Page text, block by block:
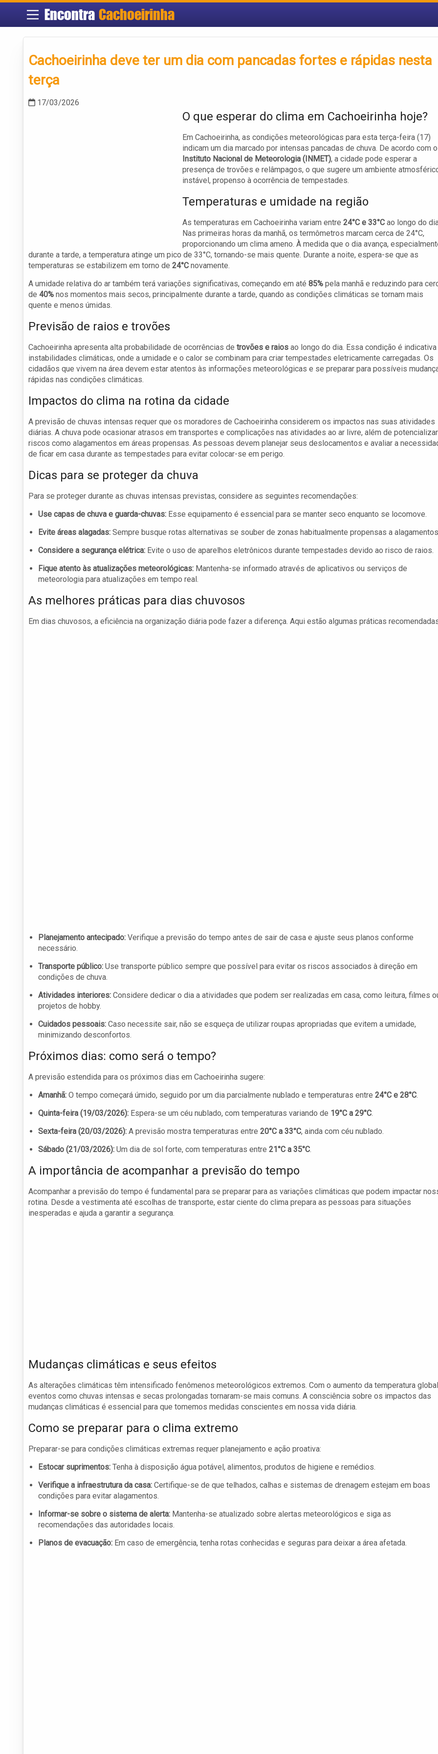
Encontra Cachoeirinha
Cachoeirinha deve ter um dia com pancadas fortes e rápidas nesta
terça
17/03/2026
O que esperar do clima em Cachoeirinha hoje?
Em Cachoeirinha, as condições meteorológicas para esta terça-feira (17)
indicam um dia marcado por intensas pancadas de chuva. De acordo com o
Instituto Nacional de Meteorologia (INMET), a cidade pode esperar a
presença de trovões e relâmpagos, o que sugere um ambiente
instável, propenso à ocorrência de tempestades.
Temperaturas e umidade na região
As temperaturas em Cachoeirinha variam entre 24°C e 33°C ao longo do
Nas primeiras horas da manhã, os termômetros marcam cerca de 24°C,
proporcionando um clima ameno. À medida que o dia avança,
durante a tarde, a temperatura atinge um pico de 33°C, tornando-se mais quente. Durante a noite, espera-se que as
temperaturas se estabilizem em torno de 24°C novamente.
A umidade relativa do ar também terá variações significativas, começando em até 85% pela manhã e reduzindo para
de 40% nos momentos mais secos, principalmente durante a tarde, quando as condições climáticas se tornam mais
quente e menos úmidas.
Previsão de raios e trovões
Cachoeirinha apresenta alta probabilidade de ocorrências de trovões e raios ao longo do dia. Essa condição é
instabilidades climáticas, onde a umidade e o calor se combinam para criar tempestades eletricamente carregadas. Os
cidadãos que vivem na área devem estar atentos às informações meteorológicas e se preparar para possíveis
rápidas nas condições climáticas.
Impactos do clima na rotina da cidade
A previsão de chuvas intensas requer que os moradores de Cachoeirinha considerem os impactos nas suas atividades
diárias. A chuva pode ocasionar atrasos em transportes e complicações nas atividades ao ar livre, além de potencializar
riscos como alagamentos em áreas propensas. As pessoas devem planejar seus deslocamentos e avaliar a
de ficar em casa durante as tempestades para evitar colocar-se em perigo.
Dicas para se proteger da chuva
Para se proteger durante as chuvas intensas previstas, considere as seguintes recomendações:
Use capas de chuva e guarda-chuvas: Esse equipamento é essencial para se manter seco enquanto se locomove.
Evite áreas alagadas: Sempre busque rotas alternativas se souber de zonas habitualmente propensas a
Considere a segurança elétrica: Evite o uso de aparelhos eletrônicos durante tempestades devido ao risco de raios.
Fique atento às atualizações meteorológicas: Mantenha-se informado através de aplicativos ou serviços de
meteorologia para atualizações em tempo real.
As melhores práticas para dias chuvosos
Em dias chuvosos, a eficiência na organização diária pode fazer a diferença. Aqui estão algumas práticas
Planejamento antecipado: Verifique a previsão do tempo antes de sair de casa e ajuste seus planos conforme
necessário.
Transporte público: Use transporte público sempre que possível para evitar os riscos associados à direção em
condições de chuva.
Atividades interiores: Considere dedicar o dia a atividades que podem ser realizadas em casa, como leitura, filmes
projetos de hobby.
Cuidados pessoais: Caso necessite sair, não se esqueça de utilizar roupas apropriadas que evitem a umidade,
minimizando desconfortos.
Próximos dias: como será o tempo?
A previsão estendida para os próximos dias em Cachoeirinha sugere:
Amanhã: O tempo começará úmido, seguido por um dia parcialmente nublado e temperaturas entre 24°C e 28°C.
Quinta-feira (19/03/2026): Espera-se um céu nublado, com temperaturas variando de 19°C a 29°C.
Sexta-feira (20/03/2026): A previsão mostra temperaturas entre 20°C a 33°C, ainda com céu nublado.
Sábado (21/03/2026): Um dia de sol forte, com temperaturas entre 21°C a 35°C.
A importância de acompanhar a previsão do tempo
Acompanhar a previsão do tempo é fundamental para se preparar para as variações climáticas que podem impactar
rotina. Desde a vestimenta até escolhas de transporte, estar ciente do clima prepara as pessoas para situações
inesperadas e ajuda a garantir a segurança.
Mudanças climáticas e seus efeitos
As alterações climáticas têm intensificado fenômenos meteorológicos extremos. Com o aumento da temperatura
eventos como chuvas intensas e secas prolongadas tornaram-se mais comuns. A consciência sobre os impactos das
mudanças climáticas é essencial para que tomemos medidas conscientes em nossa vida diária.
Como se preparar para o clima extremo
Preparar-se para condições climáticas extremas requer planejamento e ação proativa:
Estocar suprimentos: Tenha à disposição água potável, alimentos, produtos de higiene e remédios.
Verifique a infraestrutura da casa: Certifique-se de que telhados, calhas e sistemas de drenagem estejam em boas
condições para evitar alagamentos.
Informar-se sobre o sistema de alerta: Mantenha-se atualizado sobre alertas meteorológicos e siga as
recomendações das autoridades locais.
Planos de evacuação: Em caso de emergência, tenha rotas conhecidas e seguras para deixar a área afetada.